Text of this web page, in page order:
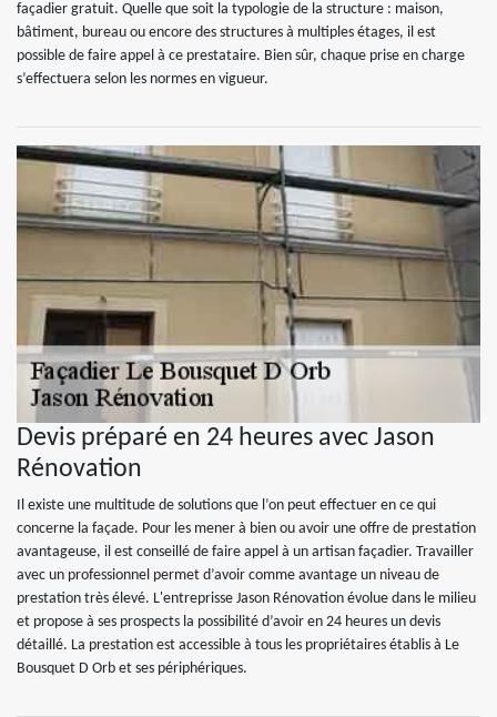
façadier gratuit. Quelle que soit la typologie de la structure : maison,
bâtiment, bureau ou encore des structures à multiples étages, il est
possible de faire appel à ce prestataire. Bien sûr, chaque prise en charge
s’effectuera selon les normes en vigueur.
Devis préparé en 24 heures avec Jason
Rénovation
Il existe une multitude de solutions que l’on peut effectuer en ce qui
concerne la façade. Pour les mener à bien ou avoir une offre de prestation
avantageuse, il est conseillé de faire appel à un artisan façadier. Travailler
avec un professionnel permet d’avoir comme avantage un niveau de
prestation très élevé. L'entreprisse Jason Rénovation évolue dans le milieu
et propose à ses prospects la possibilité d’avoir en 24 heures un devis
détaillé. La prestation est accessible à tous les propriétaires établis à Le
Bousquet D Orb et ses périphériques.